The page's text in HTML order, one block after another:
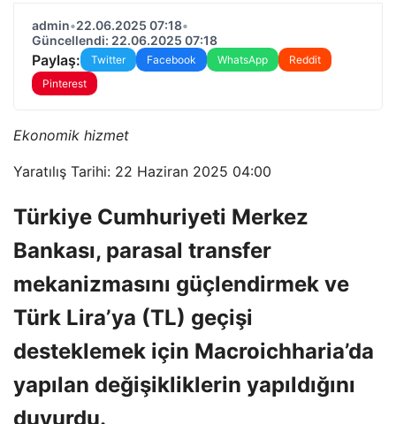
admin•22.06.2025 07:18•
Güncellendi: 22.06.2025 07:18
Paylaş: Twitter Facebook WhatsApp
Reddit
Pinterest
Ekonomik hizmet
Yaratılış Tarihi: 22 Haziran 2025 04:00
Türkiye Cumhuriyeti Merkez
Bankası, parasal transfer
mekanizmasını güçlendirmek ve
Türk Lira’ya (TL) geçişi
desteklemek için Macroichharia’da
yapılan değişikliklerin yapıldığını
duyurdu.